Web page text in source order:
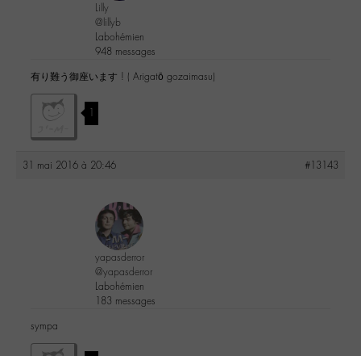
Lilly
@lillyb
Labohémien
948 messages
有り難う御座います ! ( Arigatō gozaimasu)
1
31 mai 2016 à 20:46 #13143
yapasderror
@yapasderror
Labohémien
183 messages
sympa